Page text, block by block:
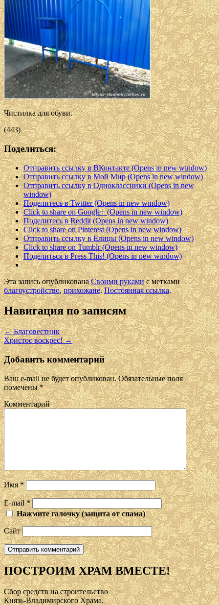
Чистилка для обуви.
(443)
Поделиться:
Отправить ссылку в ВКонтакте (Opens in new window)
Отправить ссылку в Мой Мир (Opens in new window)
Отправить ссылку в Одноклассники (Opens in new
window)
Поделитесь в Twitter (Opens in new window)
Click to share on Google+ (Opens in new window)
Поделитесь в Reddit (Opens in new window)
Click to share on Pinterest (Opens in new window)
Отправить ссылку в Елицы (Opens in new window)
Click to share on Tumblr (Opens in new window)
Поделиться в Press This! (Opens in new window)
Эта запись опубликованаСвоими рукамис метками
благоустройство,прихожане.Постоянная ссылка.
Навигация по записям
←Благовестник
Христос воскрес!→
Добавить комментарий
Ваш e-mail не будет опубликован.Обязательные поля
помечены*
Комментарий
Имя*
E-mail*
Нажмите галочку (защита от спама)
Сайт
ПОСТРОИМ ХРАМ ВМЕСТЕ!
Сбор средств на строительство
Князь-Владимирского Храма.